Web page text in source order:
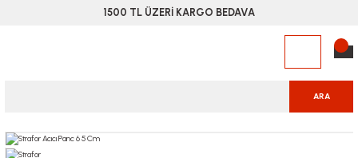
1500 TL ÜZERİ KARGO BEDAVA
ARA